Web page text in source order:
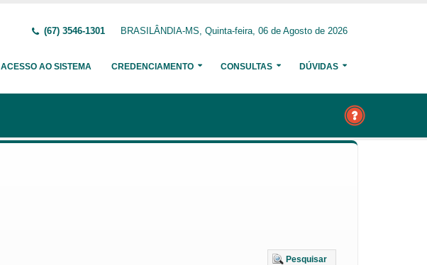
(67) 3546-1301 BRASILÂNDIA-MS, Quinta-feira, 06 de Agosto de 2026
ACESSO AO SISTEMA CREDENCIAMENTO CONSULTAS DÚVIDAS
Pesquisar